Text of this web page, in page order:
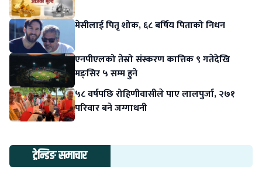
मेसीलाई पितृ शोक, ६८ बर्षिय पिताको निधन
एनपीएलको तेस्रो संस्करण कात्तिक ९ गतेदेखि
मङ्सिर ५ सम्म हुने
५८ वर्षपछि रोहिणीवासीले पाए लालपुर्जा, २७१
परिवार बने जग्गाधनी
ट्रेन्डिङ समाचार